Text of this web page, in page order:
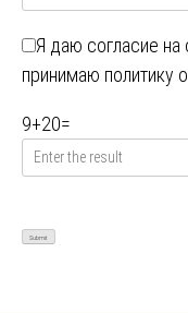
Я даю согласие
принимаю политику
9+20=